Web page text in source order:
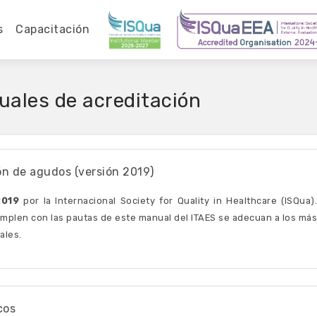
Capacitación
de acreditación
de agudos (versión 2019)
por la Internacional Society for Quality in Healthcare (ISQua).
con las pautas de este manual del ITAES se adecuan a los más